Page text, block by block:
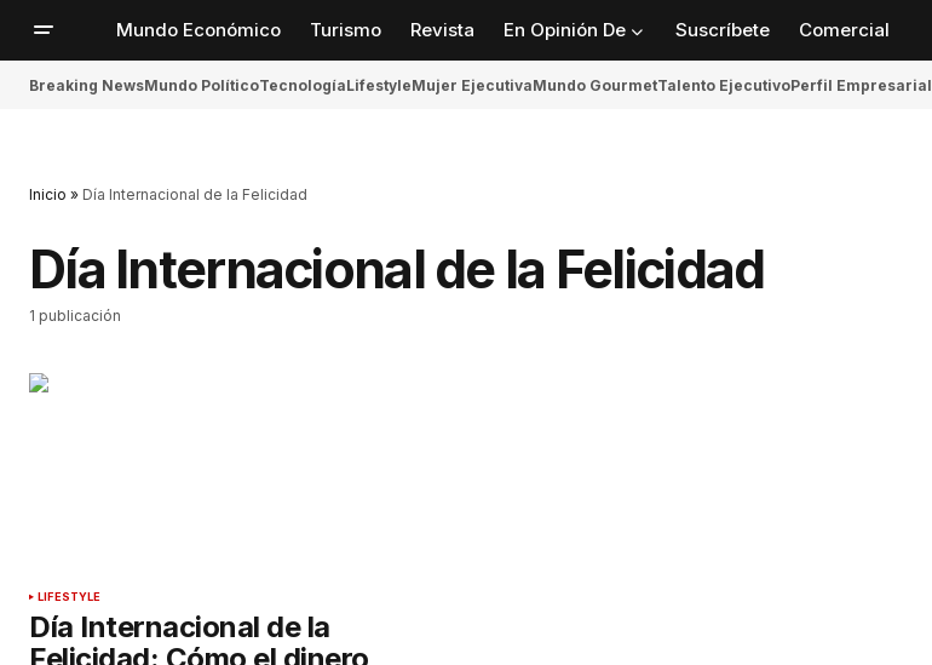
Mundo Económico Turismo Revista En Opinión De Suscríbete Comercial
Breaking NewsMundo PolíticoTecnologíaLifestyleMujer EjecutivaMundo GourmetTalento EjecutivoPerfil Empresarial
Inicio » Día Internacional de la Felicidad
Día Internacional de la Felicidad
1 publicación
LIFESTYLE
Día Internacional de la